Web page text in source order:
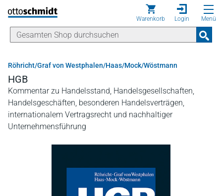
Direkt zum Inhalt
Warenkorb Login Menü
Röhricht/Graf von Westphalen/Haas/Mock/Wöstmann
HGB
Kommentar zu Handelsstand, Handelsgesellschaften,
Handelsgeschäften, besonderen Handelsverträgen,
internationalem Vertragsrecht und nachhaltiger
Unternehmensführung